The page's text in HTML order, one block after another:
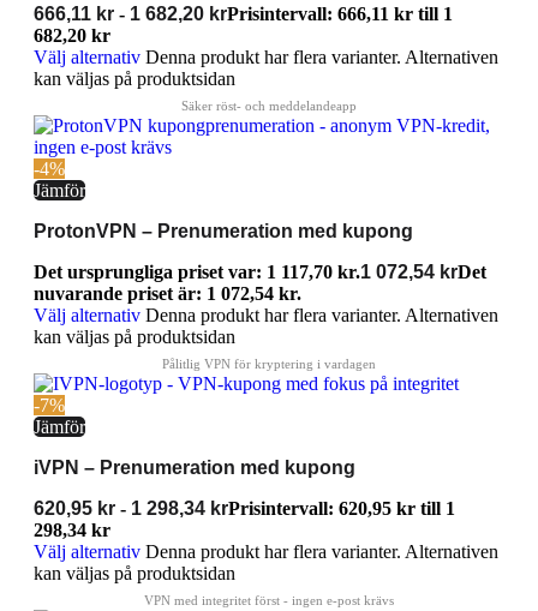
666,11 kr - 1 682,20 krPrisintervall: 666,11 kr till 1
682,20 kr
Välj alternativ Denna produkt har flera varianter. Alternativen
kan väljas på produktsidan
-4%
Jämför
ProtonVPN – Prenumeration med kupong
Det ursprungliga priset var: 1 117,70 kr.1 072,54 krDet
nuvarande priset är: 1 072,54 kr.
Välj alternativ Denna produkt har flera varianter. Alternativen
kan väljas på produktsidan
-7%
Jämför
iVPN – Prenumeration med kupong
620,95 kr - 1 298,34 krPrisintervall: 620,95 kr till 1
298,34 kr
Välj alternativ Denna produkt har flera varianter. Alternativen
kan väljas på produktsidan